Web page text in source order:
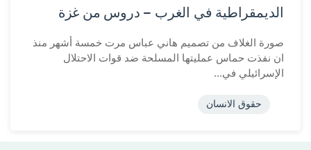
الديمقراطية في الغرب – دروس من غزة
صورة الغلاف من تصميم هاني عباس مرت خمسة أشهر منذ
ان نفذت حماس عمليتها المسلحة ضد قوات الاحتلال
الإسرائيلي في...
حقوق الانسان